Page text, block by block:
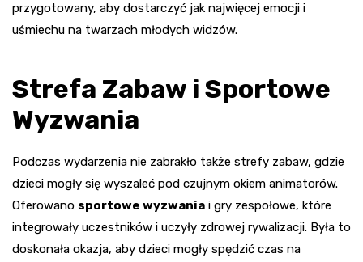
przygotowany, aby dostarczyć jak najwięcej emocji i
uśmiechu na twarzach młodych widzów.
Strefa Zabaw i Sportowe
Wyzwania
Podczas wydarzenia nie zabrakło także strefy zabaw, gdzie
dzieci mogły się wyszaleć pod czujnym okiem animatorów.
Oferowano sportowe wyzwania i gry zespołowe, które
integrowały uczestników i uczyły zdrowej rywalizacji. Była to
doskonała okazja, aby dzieci mogły spędzić czas na